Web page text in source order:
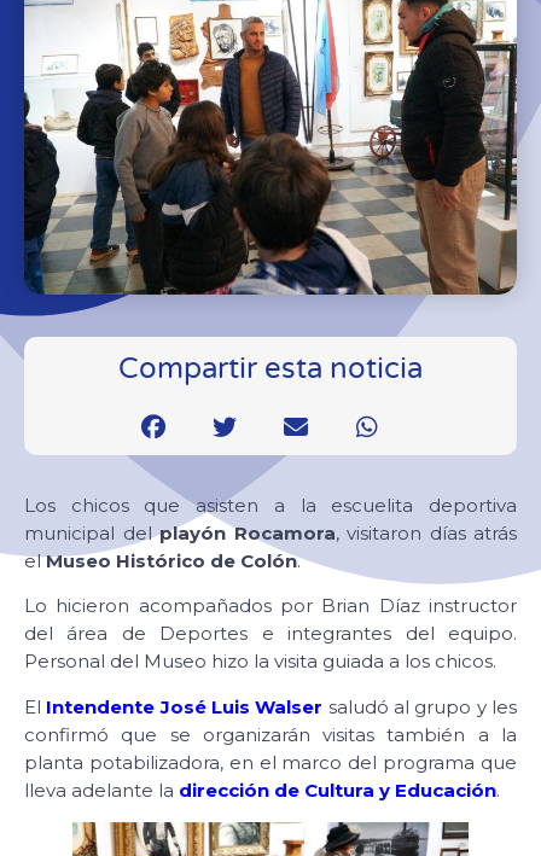
Compartir esta noticia
Los chicos que asisten a la escuelita deportiva
municipal delplayón Rocamora, visitaron días atrás
elMuseo Histórico de Colón.
Lo hicieron acompañados por Brian Díaz instructor
del área de Deportes e integrantes del equipo.
Personal del Museo hizo la visita guiada a los chicos.
El Intendente José Luis Walser saludó al grupo y les
confirmó que se organizarán visitas también a la
planta potabilizadora, en el marco del programa que
lleva adelante la dirección de Cultura y Educación.